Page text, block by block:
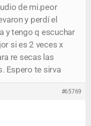
de mi.peor
y perdí el
y tengo q escuchar
si es 2 veces x
re secas las
Espero te sirva
#65769